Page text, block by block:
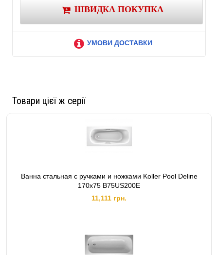
ШВИДКА ПОКУПКА
УМОВИ ДОСТАВКИ
Товари цієї ж серії
Ванна стальная c ручками и ножками Koller Pool Deline
170х75 B75US200E
11,111 грн.